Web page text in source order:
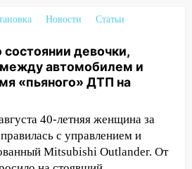
назначен
технического
Ульяновска
области в огне
погибли и 39 получили
беспилотников на
Новости
Статьи
состоянии девочки,
автомобилем и
«пьяного» ДТП на
40-летняя женщина за
с управлением и
Mitsubishi Outlander. От